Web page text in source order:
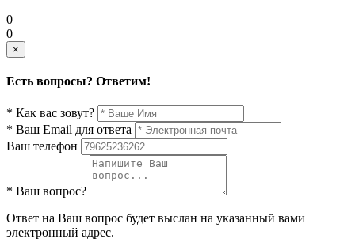
0
0
×
Есть вопросы? Ответим!
* Как вас зовут?
* Ваш Email для ответа
Ваш телефон
* Ваш вопрос?
Ответ на Ваш вопрос будет выслан на указанный вами
электронный адрес.